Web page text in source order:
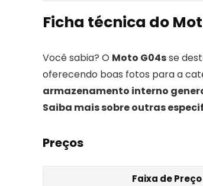
Ficha técnica do
Você sabia? O Moto G04sse
oferecendo boas fotos para a
armazenamento interno
Saiba mais sobre outras
Preços
Faixa de Preço